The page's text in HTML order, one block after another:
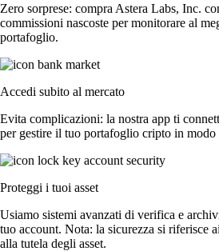
Zero sorprese: compra Astera Labs, Inc.
commissioni nascoste per monitorare al
portafoglio.
Accedi subito al mercato
Evita complicazioni: la nostra app ti
per gestire il tuo portafoglio cripto in modo
Proteggi i tuoi asset
Usiamo sistemi avanzati di verifica e
tuo account. Nota: la sicurezza si riferisce
alla tutela degli asset.